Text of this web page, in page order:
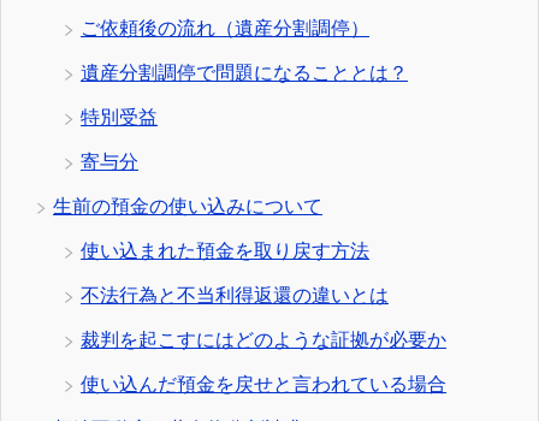
ご依頼後の流れ（遺産分割調停）
遺産分割調停で問題になることとは？
特別受益
寄与分
生前の預金の使い込みについて
使い込まれた預金を取り戻す方法
不法行為と不当利得返還の違いとは
裁判を起こすにはどのような証拠が必要か
使い込んだ預金を戻せと言われている場合